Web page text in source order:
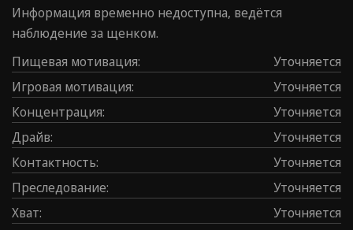
Информация временно недоступна, ведётся
наблюдение за щенком.
Пищевая мотивация:
Уточняется
Игровая мотивация:
Уточняется
Концентрация:
Уточняется
Драйв:
Уточняется
Контаĸтность:
Уточняется
Преследование:
Уточняется
Хват:
Уточняется